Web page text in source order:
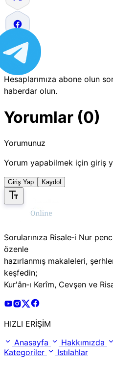
Hesaplarımıza abone olun
haberdar olun.
Yorumlar (0)
Yorumunuz
Yorum yapabilmek için giriş
Giriş Yap Kaydol
Sorularınıza Risale‑i Nur
özenle
hazırlanmış makaleleri,
keşfedin;
Kur'ân‑ı Kerîm, Cevşen ve
Risale Online Youtube
Risale Online Instagram
Risale Online X Hesabı
HIZLI ERİŞİM
Anasayfa
Hakkımızda
Kategoriler
Istılahlar